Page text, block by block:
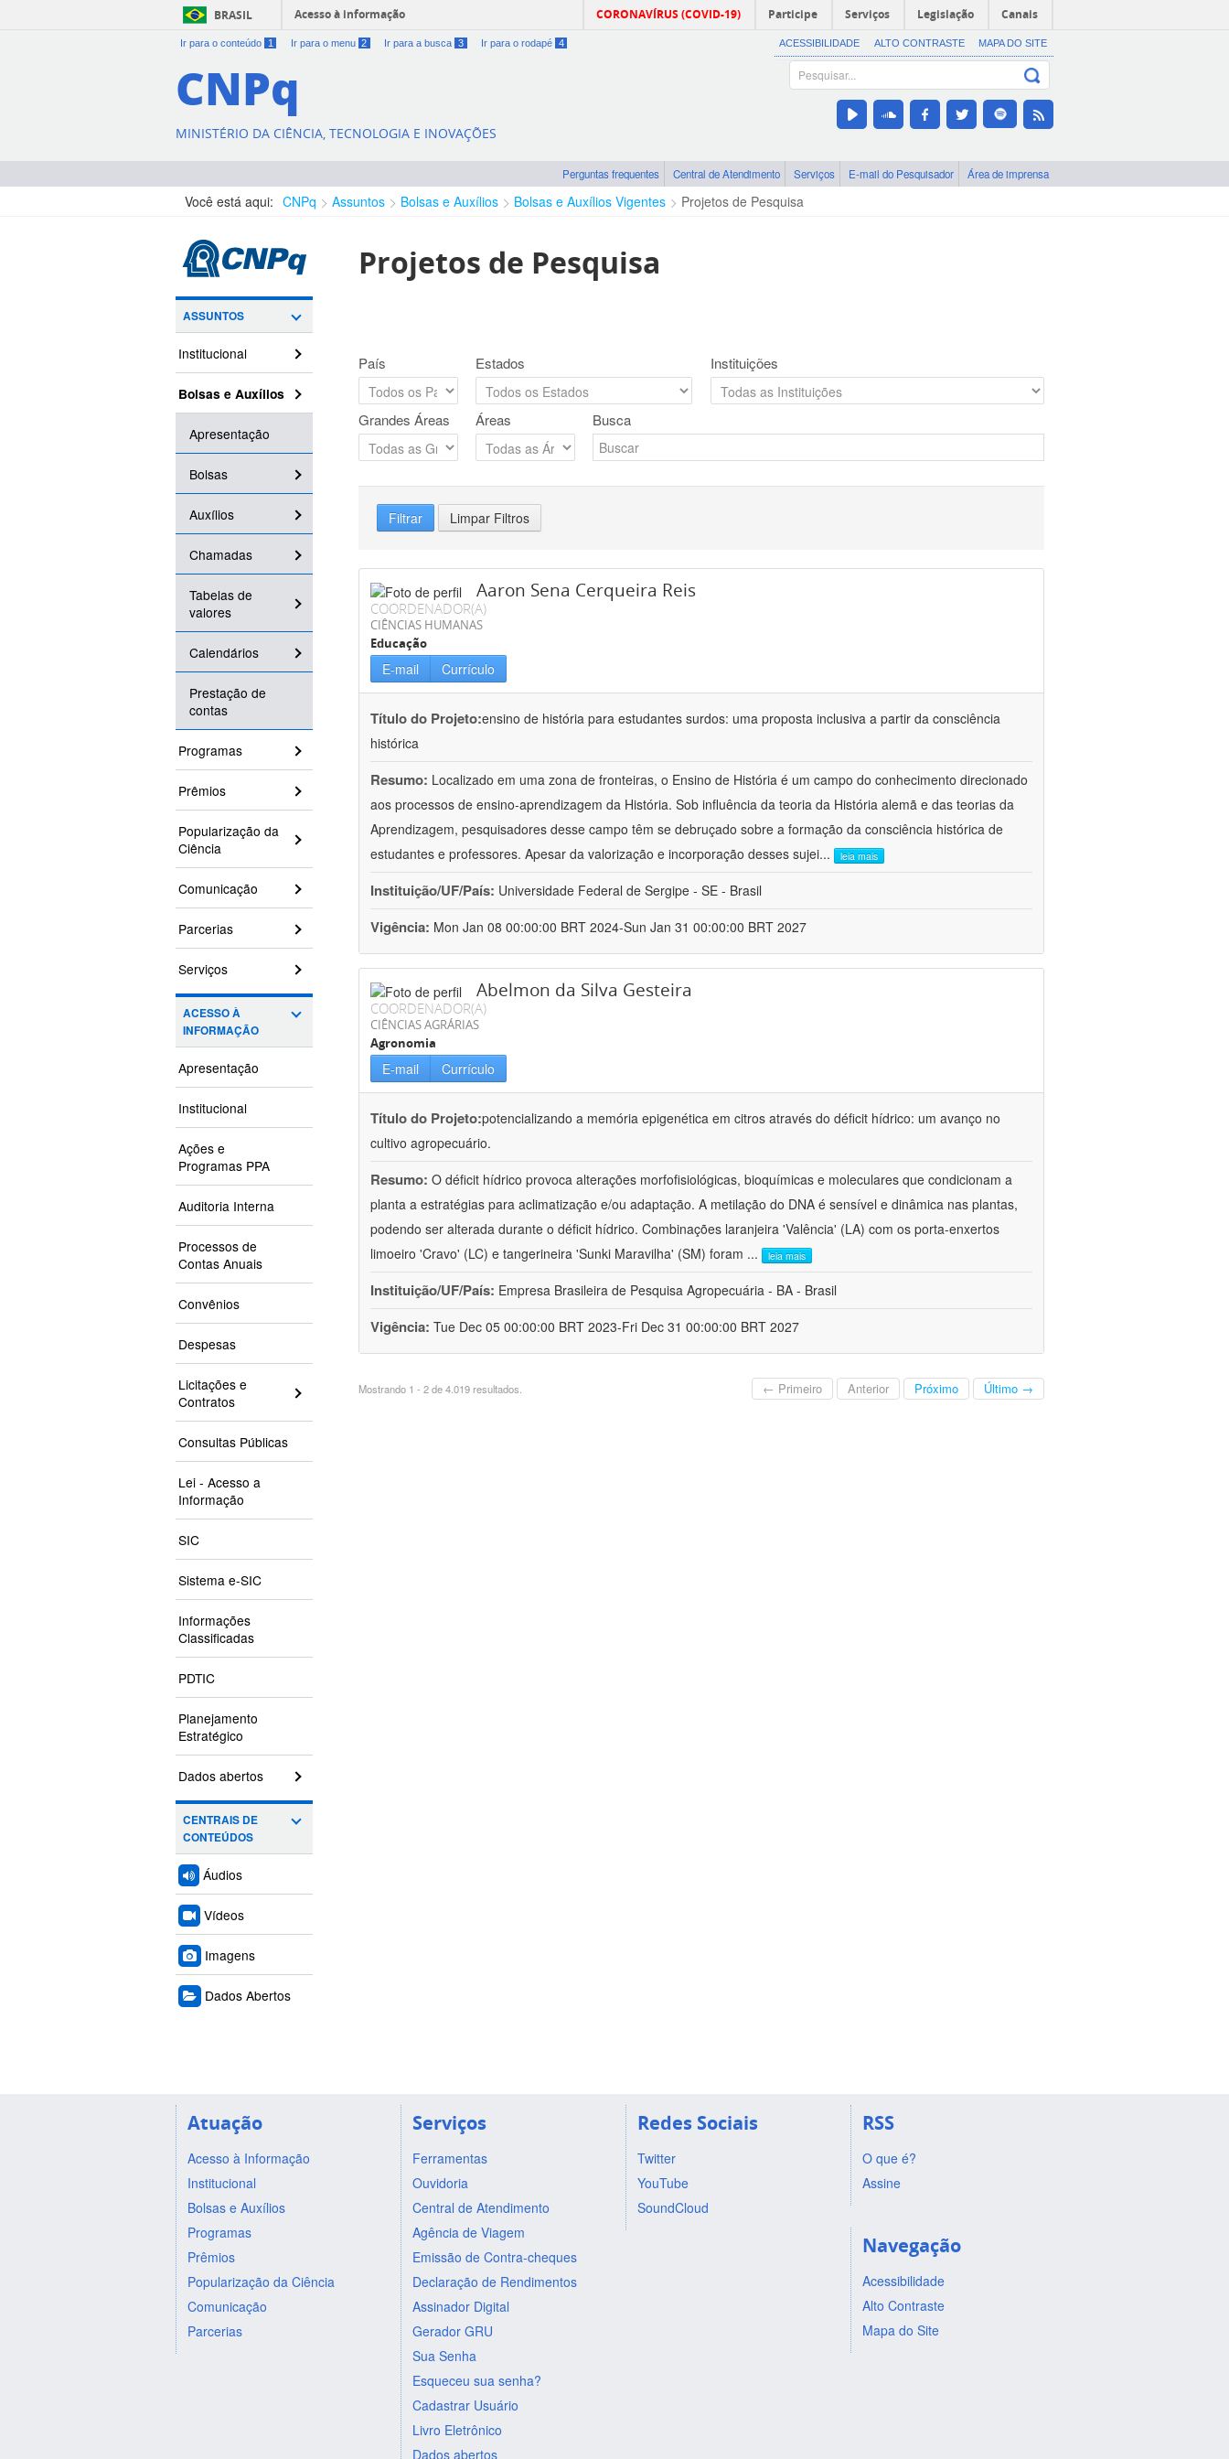
BRASIL Acesso à informação CORONAVÍRUS (COVID-19) Participe Serviços Legislação Canais
Ir para o conteúdo 1 Ir para o menu 2 Ir para a busca 3 Ir para o rodapé 4 ACESSIBILIDADE ALTO CONTRASTE MAPA DO SITE
CNPq
MINISTÉRIO DA CIÊNCIA, TECNOLOGIA E INOVAÇÕES
Perguntas frequentes Central de Atendimento Serviços E-mail do Pesquisador Área de imprensa
Você está aqui: CNPq Assuntos Bolsas e Auxílios Bolsas e Auxílios Vigentes Projetos de Pesquisa
ASSUNTOS
Institucional
Bolsas e Auxílios
Apresentação
Bolsas
Auxílios
Chamadas
Tabelas de
valores
Calendários
Prestação de
contas
Programas
Prêmios
Popularização da
Ciência
Comunicação
Parcerias
Serviços
ACESSO À
INFORMAÇÃO
Apresentação
Institucional
Ações e
Programas PPA
Auditoria Interna
Processos de
Contas Anuais
Convênios
Despesas
Licitações e
Contratos
Consultas Públicas
Lei - Acesso a
Informação
SIC
Sistema e-SIC
Informações
Classificadas
PDTIC
Planejamento
Estratégico
Dados abertos
CENTRAIS DE
CONTEÚDOS
Áudios
Vídeos
Imagens
Dados Abertos
Projetos de Pesquisa
País Estados Instituições
Grandes Áreas Áreas Busca
Filtrar Limpar Filtros
Aaron Sena Cerqueira Reis
COORDENADOR(A)
CIÊNCIAS HUMANAS
Educação
E-mail Currículo
Título do Projeto:ensino de história para estudantes surdos: uma proposta inclusiva a partir da consciência
histórica
Resumo: Localizado em uma zona de fronteiras, o Ensino de História é um campo do conhecimento direcionado
aos processos de ensino-aprendizagem da História. Sob influência da teoria da História alemã e das teorias da
Aprendizagem, pesquisadores desse campo têm se debruçado sobre a formação da consciência histórica de
estudantes e professores. Apesar da valorização e incorporação desses sujei... leia mais
Instituição/UF/País: Universidade Federal de Sergipe - SE - Brasil
Vigência: Mon Jan 08 00:00:00 BRT 2024-Sun Jan 31 00:00:00 BRT 2027
Abelmon da Silva Gesteira
COORDENADOR(A)
CIÊNCIAS AGRÁRIAS
Agronomia
E-mail Currículo
Título do Projeto:potencializando a memória epigenética em citros através do déficit hídrico: um avanço no
cultivo agropecuário.
Resumo: O déficit hídrico provoca alterações morfofisiológicas, bioquímicas e moleculares que condicionam a
planta a estratégias para aclimatização e/ou adaptação. A metilação do DNA é sensível e dinâmica nas plantas,
podendo ser alterada durante o déficit hídrico. Combinações laranjeira 'Valência' (LA) com os porta-enxertos
limoeiro 'Cravo' (LC) e tangerineira 'Sunki Maravilha' (SM) foram ... leia mais
Instituição/UF/País: Empresa Brasileira de Pesquisa Agropecuária - BA - Brasil
Vigência: Tue Dec 05 00:00:00 BRT 2023-Fri Dec 31 00:00:00 BRT 2027
Mostrando 1 - 2 de 4.019 resultados. ← Primeiro Anterior Próximo Último →
Atuação
Acesso à Informação
Institucional
Bolsas e Auxílios
Programas
Prêmios
Popularização da Ciência
Comunicação
Parcerias
Serviços
Ferramentas
Ouvidoria
Central de Atendimento
Agência de Viagem
Emissão de Contra-cheques
Declaração de Rendimentos
Assinador Digital
Gerador GRU
Sua Senha
Esqueceu sua senha?
Cadastrar Usuário
Livro Eletrônico
Dados abertos
Redes Sociais
Twitter
YouTube
SoundCloud
RSS
O que é?
Assine
Navegação
Acessibilidade
Alto Contraste
Mapa do Site